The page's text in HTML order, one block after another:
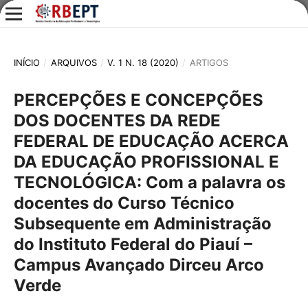
INÍCIO / ARQUIVOS / V. 1 N. 18 (2020) / ARTIGOS
PERCEPÇÕES E CONCEPÇÕES
DOS DOCENTES DA REDE
FEDERAL DE EDUCAÇÃO ACERCA
DA EDUCAÇÃO PROFISSIONAL E
TECNOLÓGICA: Com a palavra os
docentes do Curso Técnico
Subsequente em Administração
do Instituto Federal do Piauí –
Campus Avançado Dirceu Arco
Verde